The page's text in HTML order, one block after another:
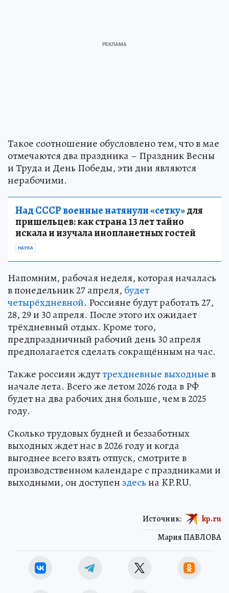
Такое соотношение обусловлено тем, что в мае
отмечаются два праздника – Праздник Весны
и Труда и День Победы, эти дни являются
нерабочими.
Над СССР военные натянули «сетку»для
пришельцев: как страна 13 лет тайно
искала и изучала инопланетных гостей
НАУКА
Напомним, рабочая неделя, которая началась
в понедельник 27 апреля, будет
четырёхдневной. Россияне будут работать 27,
28, 29 и 30 апреля. После этого их ожидает
трёхдневный отдых. Кроме того,
предпраздничный рабочий день 30 апреля
предполагается сделать сокращённым на час.
Также россиян ждуттрехдневные выходныев
начале лета. Всего же летом 2026 года в РФ
будет на два рабочих дня больше, чем в 2025
году.
Сколько трудовых будней и беззаботных
выходных ждет нас в 2026 году и когда
выгоднее всего взять отпуск, смотрите в
производственном календаре с праздниками и
выходными, он доступен здесьна KP.RU.
Мария ПАВЛОВА
Источник: kp.ru